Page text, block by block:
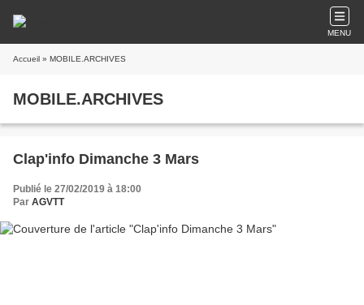
MENU
Accueil » MOBILE.ARCHIVES
MOBILE.ARCHIVES
Clap'info Dimanche 3 Mars
Publié le 27/02/2019 à 18:00
Par AGVTT